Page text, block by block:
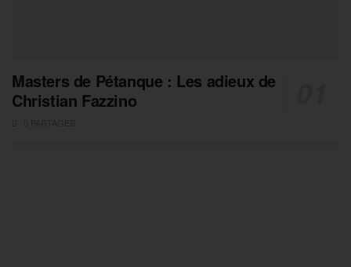
Masters de Pétanque : Les adieux de
Christian Fazzino